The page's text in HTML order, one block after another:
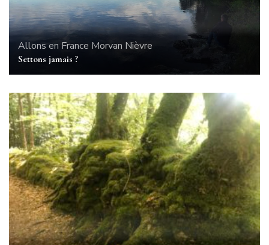
Allons en France Morvan Nièvre
Settons jamais ?